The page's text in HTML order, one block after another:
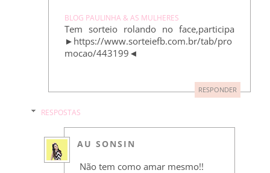
BLOG PAULINHA & AS MULHERES
Tem sorteio rolando no face,participa
►https://www.sorteiefb.com.br/tab/pro
mocao/443199◄
RESPONDER
RESPOSTAS
AU SONSIN
Não tem como amar mesmo!!